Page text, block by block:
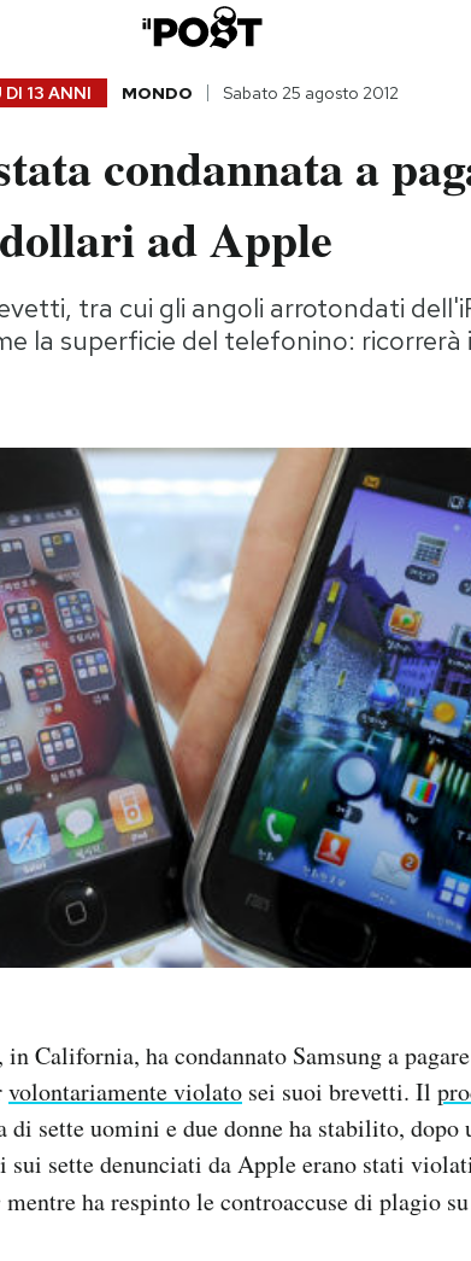
DI 13 ANNI MONDO Sabato 25 agosto 2012
condannata a
ad Apple
tra cui gli angoli arrotondati
la superficie del telefonino: ricorrerà
in California, ha condannato Samsung a
volontariamente violato sei suoi brevetti. Il
sette uomini e due donne ha stabilito, dopo
sui sette denunciati da Apple erano stati
mentre ha respinto le controaccuse di plagio